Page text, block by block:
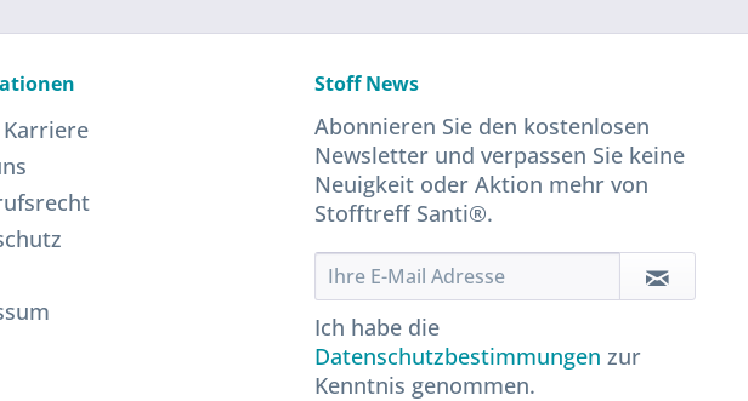
Karriere
Stoff News
Abonnieren Sie den kostenlosen
Newsletter und verpassen Sie keine
Neuigkeit oder Aktion mehr von
Stofftreff Santi®.
Ich habe die
Datenschutzbestimmungen zur
Kenntnis genommen.